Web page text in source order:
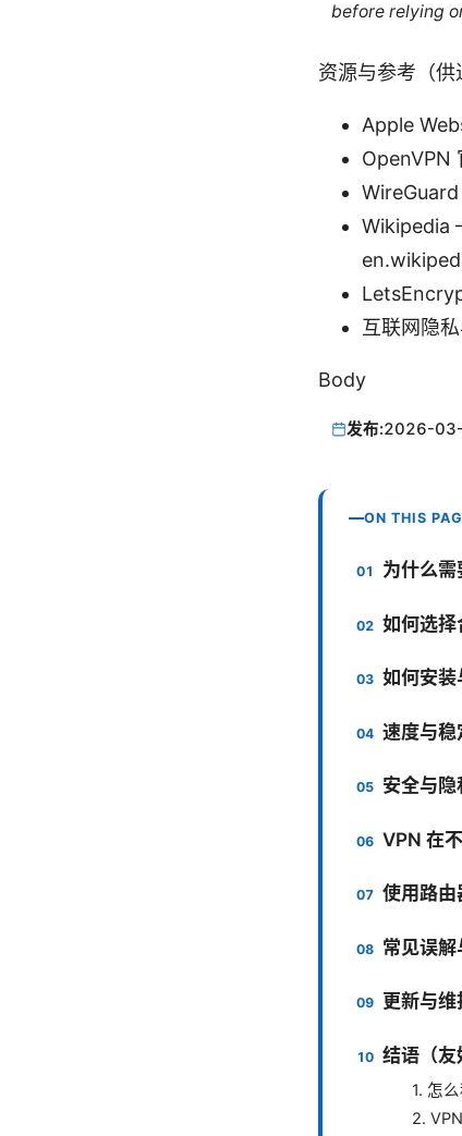
before relying
资源与参考（供
Apple
OpenVPN
Wikipedia
互联网隐
Body
发布:2026-
ON THIS
为什么需
如何选择
如何安装
速度与稳
安全与
VPN 在
使用路由
常见误解
更新与维
结语（友
1. 怎
2.